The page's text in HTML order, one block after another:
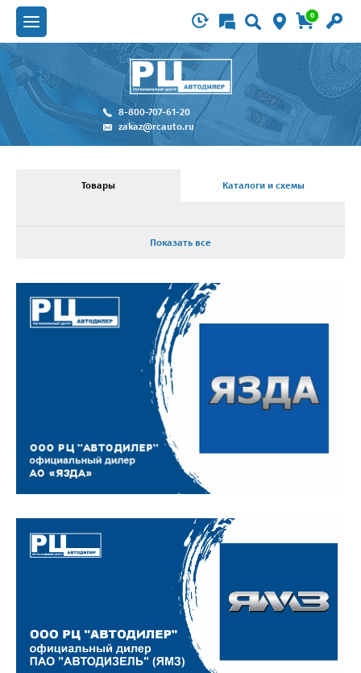
0
8-800-707-61-20
zakaz@rcauto.ru
Товары Каталоги и схемы
Показать все